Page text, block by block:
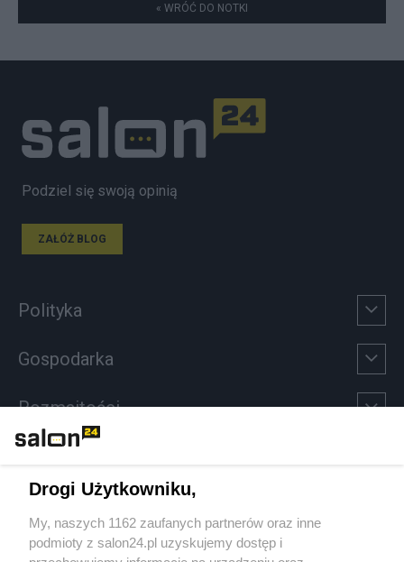
« WRÓĆ DO NOTKI
Podziel się swoją opinią
ZAŁÓŻ BLOG
Polityka
Gospodarka
Rozmaitości
Sport
Społeczeństwo
Drogi Użytkowniku,
My, naszych 1162 zaufanych partnerów oraz inne
podmioty z salon24.pl uzyskujemy dostęp i